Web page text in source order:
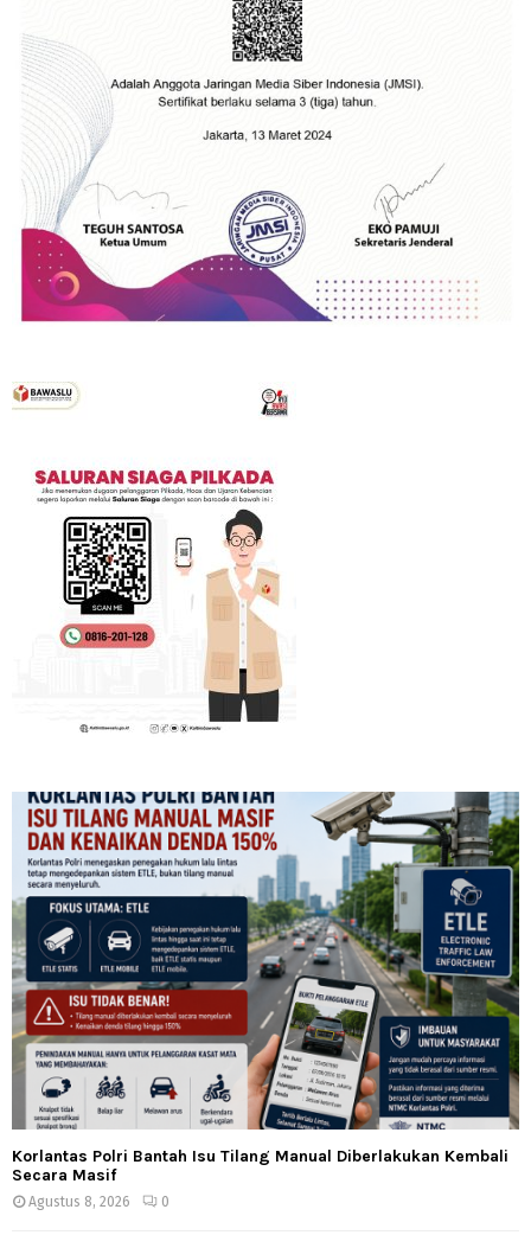
Korlantas Polri Bantah Isu Tilang Manual Diberlakukan Kembali
Secara Masif
Agustus 8, 2026 0